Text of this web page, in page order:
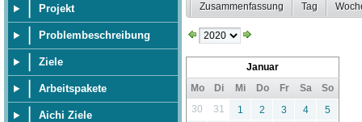
Projekt
Problembeschreibung
Ziele
Arbeitspakete
Aichi Ziele
Zusammenfassung Tag
Januar
Mo
Di Mi Do Fr Sa
So
30
31 1 2 3 4
5